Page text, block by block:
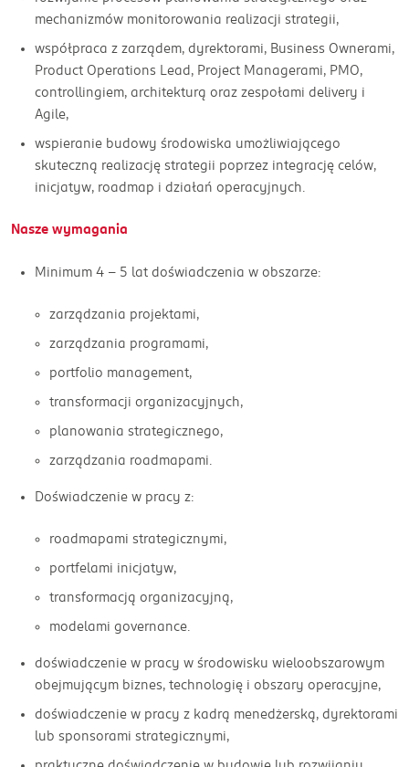
mechanizmów monitorowania realizacji strategii,
współpraca z zarządem, dyrektorami, Business Ownerami,
Product Operations Lead, Project Managerami, PMO,
controllingiem, architekturą oraz zespołami delivery i
Agile,
wspieranie budowy środowiska umożliwiającego
skuteczną realizację strategii poprzez integrację celów,
inicjatyw, roadmap i działań operacyjnych.
Nasze wymagania
Minimum 4 – 5 lat doświadczenia w obszarze:
zarządzania projektami,
zarządzania programami,
portfolio management,
transformacji organizacyjnych,
planowania strategicznego,
zarządzania roadmapami.
Doświadczenie w pracy z:
roadmapami strategicznymi,
portfelami inicjatyw,
transformacją organizacyjną,
modelami governance.
doświadczenie w pracy w środowisku wieloobszarowym
obejmującym biznes, technologię i obszary operacyjne,
doświadczenie w pracy z kadrą menedżerską, dyrektorami
lub sponsorami strategicznymi,